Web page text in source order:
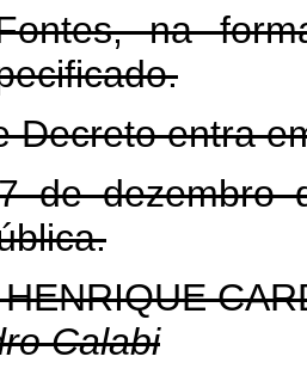
na
Decreto entra
de dezembro
Calabi